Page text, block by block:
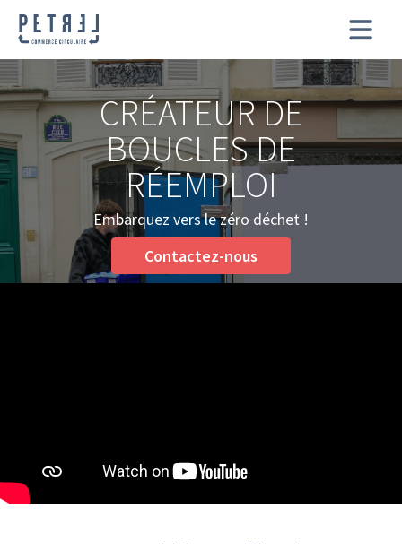
CRÉATEUR DE
BOUCLES DE
RÉEMPLOI
Embarquez vers le zéro déchet !
Contactez-nous